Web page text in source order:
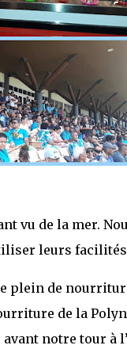
vu de la mer.
leurs
plein de
de la
notre tour à